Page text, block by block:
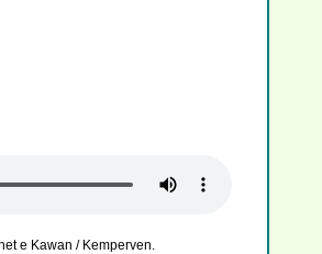
e Kawan / Kemperven